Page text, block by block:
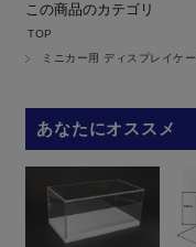
この商品のカテゴリ
TOP
ミニカー用 ディスプレイケ
あなたにオススメ